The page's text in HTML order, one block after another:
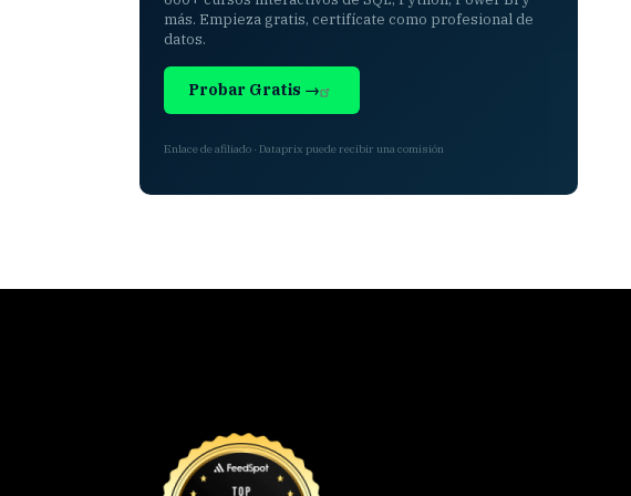
más. Empieza gratis, certifícate como profesional de
datos.
Probar Gratis →
Enlace de afiliado · Dataprix puede recibir una comisión